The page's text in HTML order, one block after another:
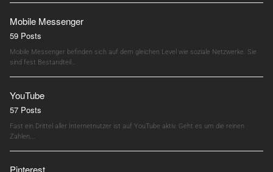
Mobile Messenger
59 Posts
Mobile Messenger befinden sich auf dem gleichen Level wie soziale Netzwerke. Sie
sind fest Bestandteil…
YouTube
57 Posts
Fast ein Drittel aller Internetnutzer ist auf YouTube aktiv. Geht es um die reinen
Zahlen,…
Pinterest